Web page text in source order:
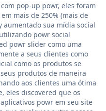
pop-up powr, eles foram
mais de 250% (mais de
aumentado sua mídia social
powr social
powr slider como uma
a seus clientes como
como os produtos se
produtos de maneira
aos clientes uma ótima
eles discovered que os
powr em seu site